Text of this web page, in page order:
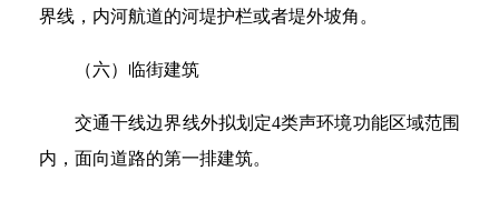
界线，内河航道的河堤护栏或者堤外坡角。
（六）临街建筑
交通干线边界线外拟划定4类声环境功能区域范围
内，面向道路的第一排建筑。